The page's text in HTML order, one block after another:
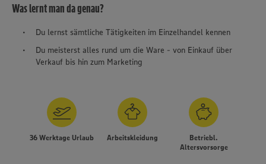
Wir setzen Cookies und andere Technologien ein, um Ihnen
ein bestmögliches Nutzungserlebnis unserer Website zu
ermöglichen. Wir verwenden Ihre Daten, um unsere
Website zu personalisieren und Ihnen möglichst relevante
Was lernt man da genau?
Du lernst sämtliche Tätigkeiten im Einzelhandel kennen
Du meisterst alles rund um die Ware - von Einkauf über
Verkauf bis hin zum Marketing
36 Werktage Urlaub Arbeitskleidung
Betriebl.
Altersvorsorge